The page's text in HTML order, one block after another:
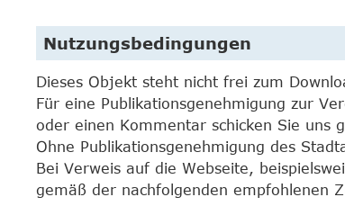
Nutzungsbedingungen
Dieses Objekt steht nicht frei zum
Für eine Publikationsgenehmigung zur
oder einen Kommentar schicken Sie uns
Ohne Publikationsgenehmigung des
Bei Verweis auf die Webseite,
gemäß der nachfolgenden empfohlenen